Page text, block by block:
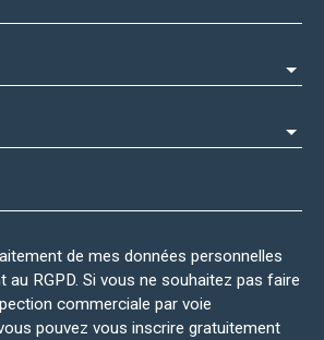
de mes données personnelles
RGPD. Si vous ne souhaitez pas faire
commerciale par voie
pouvez vous inscrire gratuitement